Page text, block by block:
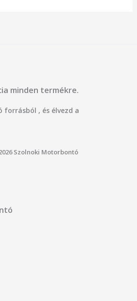
minden termékre.
, és élvezd a
Szolnoki Motorbontó